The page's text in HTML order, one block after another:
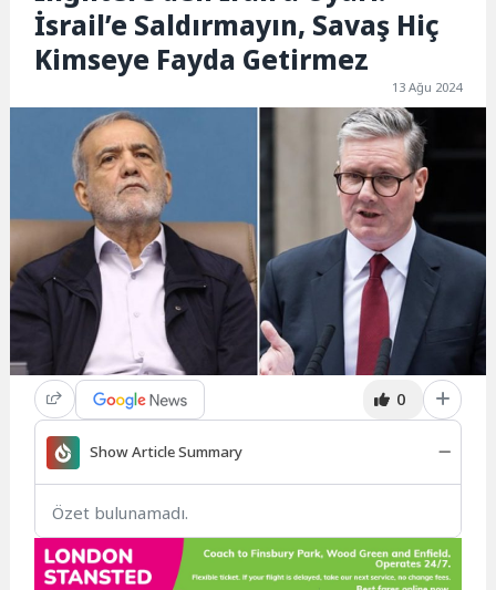
İsrail’e Saldırmayın, Savaş Hiç
Kimseye Fayda Getirmez
13 Ağu 2024
0
Show Article Summary
Özet bulunamadı.